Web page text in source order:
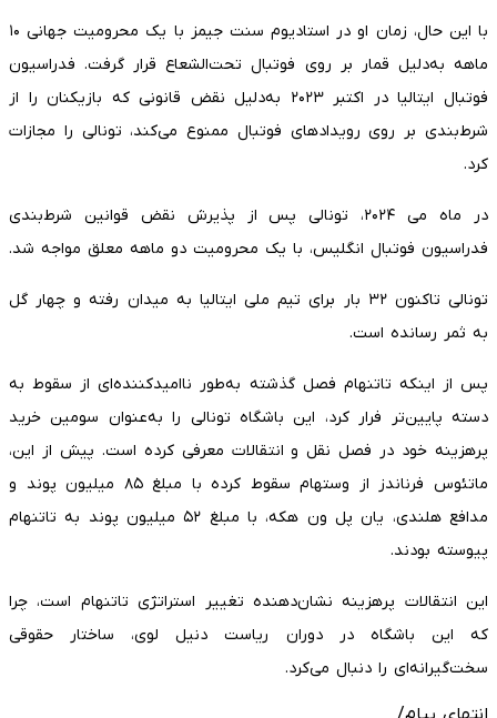
با این حال، زمان او در استادیوم سنت جیمز با یک محرومیت جهانی ۱۰
ماهه به‌دلیل قمار بر روی فوتبال تحت‌الشعاع قرار گرفت. فدراسیون
فوتبال ایتالیا در اکتبر ۲۰۲۳ به‌دلیل نقض قانونی که بازیکنان را از
شرط‌بندی بر روی رویدادهای فوتبال ممنوع می‌کند، تونالی را مجازات
کرد.
در ماه می ۲۰۲۴، تونالی پس از پذیرش نقض قوانین شرط‌بندی
فدراسیون فوتبال انگلیس، با یک محرومیت دو ماهه معلق مواجه شد.
تونالی تاکنون ۳۲ بار برای تیم ملی ایتالیا به میدان رفته و چهار گل
به ثمر رسانده است.
پس از اینکه تاتنهام فصل گذشته به‌طور ناامیدکننده‌ای از سقوط به
دسته پایین‌تر فرار کرد، این باشگاه تونالی را به‌عنوان سومین خرید
پرهزینه خود در فصل نقل و انتقالات معرفی کرده است. پیش از این،
ماتئوس فرناندز از وستهام سقوط کرده با مبلغ ۸۵ میلیون پوند و
مدافع هلندی، یان پل ون هکه، با مبلغ ۵۲ میلیون پوند به تاتنهام
پیوسته بودند.
این انتقالات پرهزینه نشان‌دهنده تغییر استراتژی تاتنهام است، چرا
که این باشگاه در دوران ریاست دنیل لوی، ساختار حقوقی
سخت‌گیرانه‌ای را دنبال می‌کرد.